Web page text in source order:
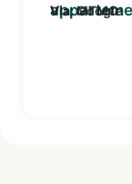
Via: MTMO
Via: MTMO
Via: Google
Via: MTMO
Via: MTMO
Via: MTMO
Via: Google
Via: Google
Via: Google
Via: Google